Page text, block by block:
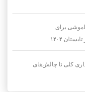
برای
۱۴۰۴
کلی تا چالش‌های